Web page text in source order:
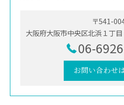
〒541-
大阪府大阪市中央区北浜１丁
06-
お問い合わせ